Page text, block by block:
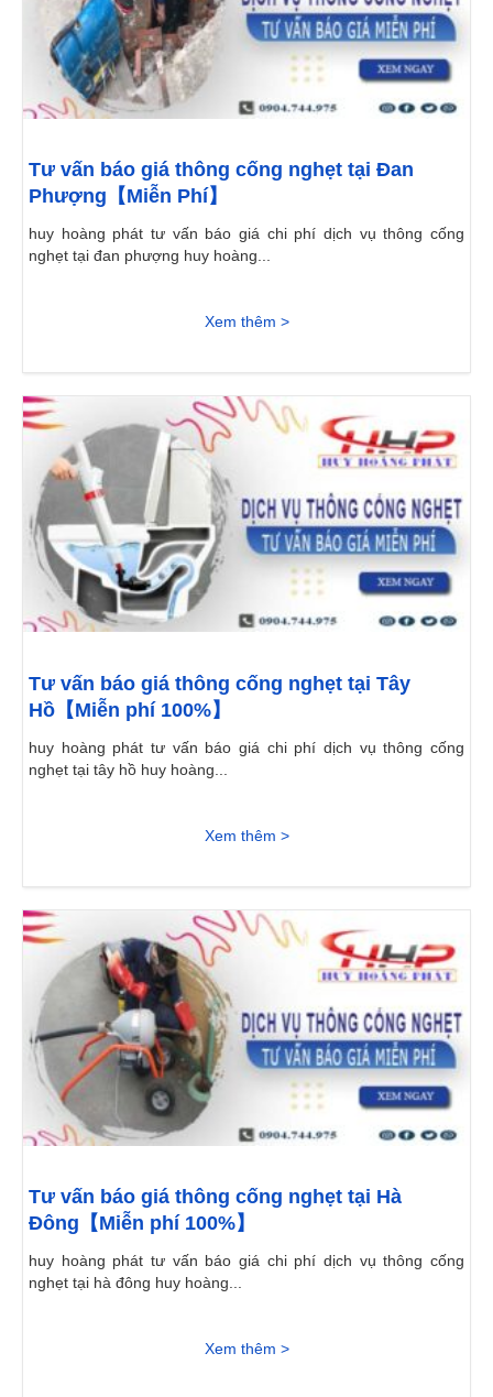
Tư vấn báo giá thông cống nghẹt tại Đan
Phượng【Miễn Phí】
huy hoàng phát tư vấn báo giá chi phí dịch vụ thông cống
nghẹt tại đan phượng huy hoàng...
Xem thêm >
Tư vấn báo giá thông cống nghẹt tại Tây
Hồ【Miễn phí 100%】
huy hoàng phát tư vấn báo giá chi phí dịch vụ thông cống
nghẹt tại tây hồ huy hoàng...
Xem thêm >
Tư vấn báo giá thông cống nghẹt tại Hà
Đông【Miễn phí 100%】
huy hoàng phát tư vấn báo giá chi phí dịch vụ thông cống
nghẹt tại hà đông huy hoàng...
Xem thêm >